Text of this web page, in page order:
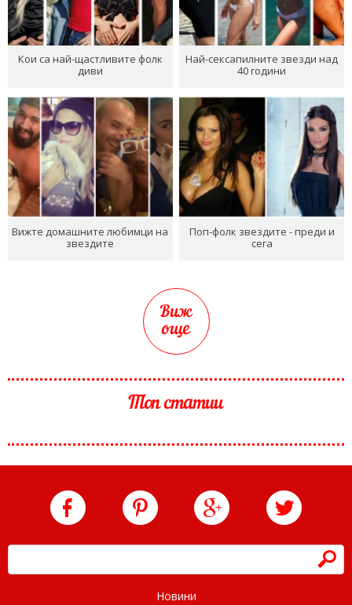
Кои са най-щастливите фолк
диви
Най-сексапилните звезди над
40 години
Вижте домашните любимци на
звездите
Поп-фолк звездите - преди и
сега
Виж
още
Топ статии
h
Новини